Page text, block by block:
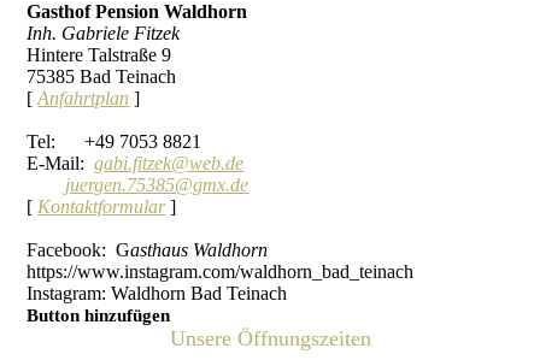
Gasthof Pension Waldhorn
Inh. Gabriele Fitzek
Hintere Talstraße 9
75385 Bad Teinach
[Anfahrtplan ]
Tel: +49 7053 8821
E-Mail:gabi.fitzek@web.de
juergen.75385@gmx.de
[ Kontaktformular]
Facebook: Gasthaus Waldhorn
https://www.instagram.com/waldhorn_bad_teinach
Instagram: Waldhorn Bad Teinach
Button hinzufügen
Unsere Öffnungszeiten